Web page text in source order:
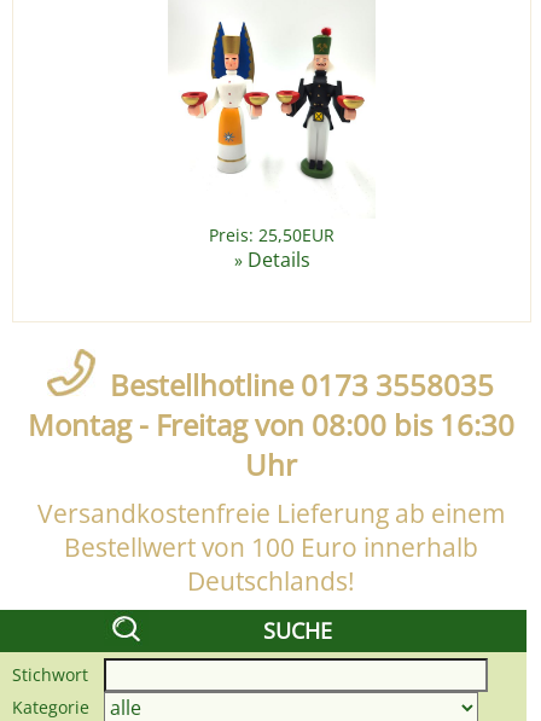
Preis: 25,50EUR
» Details
Bestellhotline 0173 3558035
Montag - Freitag von 08:00 bis 16:30
Uhr
Versandkostenfreie Lieferung ab einem
Bestellwert von 100 Euro innerhalb
Deutschlands!
SUCHE
Stichwort
Kategorie